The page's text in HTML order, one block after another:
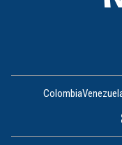
Colombia